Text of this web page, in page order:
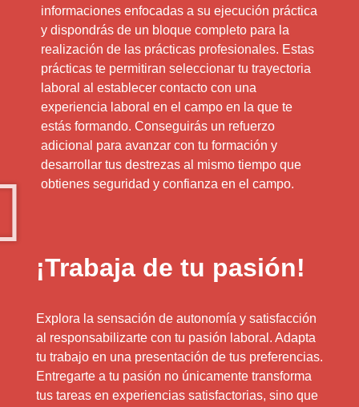
informaciones enfocadas a su ejecución práctica
y dispondrás de un bloque completo para la
realización de las prácticas profesionales. Estas
prácticas te permitiran seleccionar tu trayectoria
laboral al establecer contacto con una
experiencia laboral en el campo en la que te
estás formando. Conseguirás un refuerzo
adicional para avanzar con tu formación y
desarrollar tus destrezas al mismo tiempo que
obtienes seguridad y confianza en el campo.
¡Trabaja de tu pasión!
Explora la sensación de autonomía y satisfacción
al responsabilizarte con tu pasión laboral. Adapta
tu trabajo en una presentación de tus preferencias.
Entregarte a tu pasión no únicamente transforma
tus tareas en experiencias satisfactorias, sino que